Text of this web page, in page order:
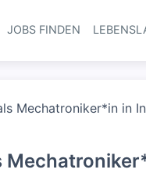
JOBS FINDEN
Mechatroniker*in in